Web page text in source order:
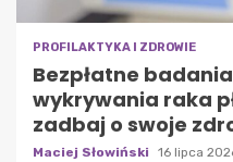
PROFILAKTYKA I ZDROWIE
Bezpłatne
wykrywania raka
zadbaj o swoje
Maciej Słowiński 16 lipca